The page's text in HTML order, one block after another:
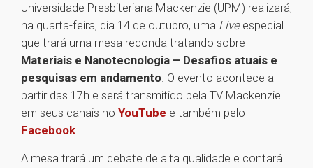
Universidade Presbiteriana Mackenzie (UPM) realizará,
na quarta-feira, dia 14 de outubro, uma Live especial
que trará uma mesa redonda tratando sobre
Materiais e Nanotecnologia – Desafios atuais e
pesquisas em andamento. O evento acontece a
partir das 17h e será transmitido pela TV Mackenzie
em seus canais no YouTube e também pelo
Facebook.
A mesa trará um debate de alta qualidade e contará